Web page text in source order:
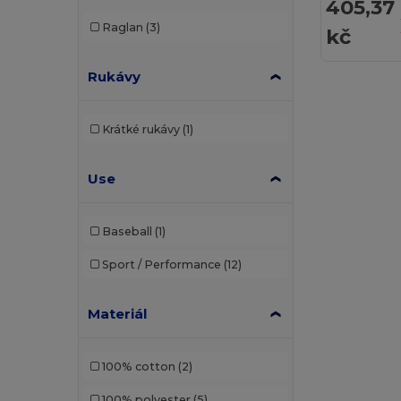
Raglan (3)
Rukávy
Krátké rukávy (1)
Use
Baseball (1)
Sport / Performance (12)
Materiál
100% cotton (2)
405,37
kč